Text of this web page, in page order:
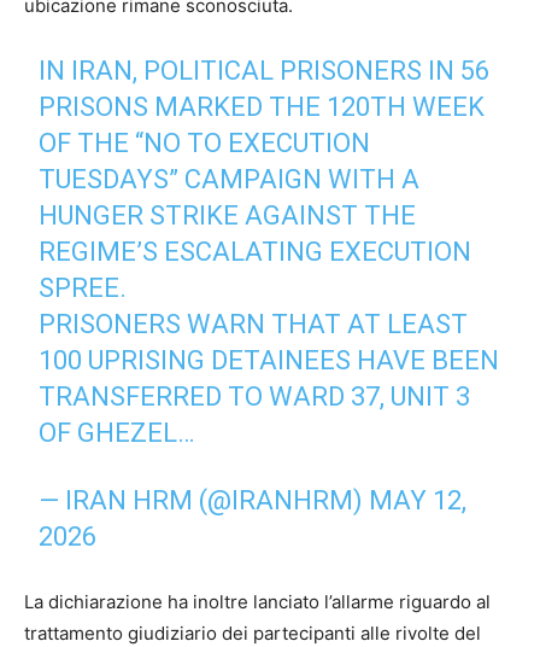
ubicazione rimane sconosciuta.
IN IRAN, POLITICAL PRISONERS IN 56
PRISONS MARKED THE 120TH WEEK
OF THE “NO TO EXECUTION
TUESDAYS” CAMPAIGN WITH A
HUNGER STRIKE AGAINST THE
REGIME’S ESCALATING EXECUTION
SPREE.
PRISONERS WARN THAT AT LEAST
100 UPRISING DETAINEES HAVE BEEN
TRANSFERRED TO WARD 37, UNIT 3
OF GHEZEL…
— IRAN HRM (@IRANHRM) MAY 12,
2026
La dichiarazione ha inoltre lanciato l’allarme riguardo al
trattamento giudiziario dei partecipanti alle rivolte del